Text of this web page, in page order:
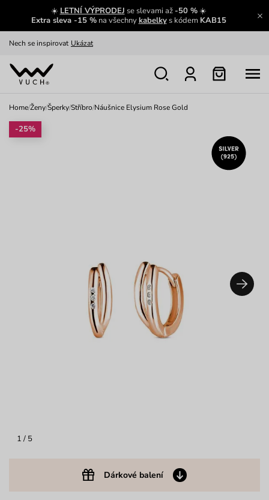
☀️ LETNÍ VÝPRODEJ se slevami až -50 %☀️
Extra sleva -15 %na všechnykabelkys kódem KAB15
Oblíbenci jsou zpět Prohlédnout
Nech se inspirovat Ukázat
Home/Ženy/Šperky/Stříbro/Náušnice Elysium Rose Gold
1 / 5
Dárkové balení
-25%